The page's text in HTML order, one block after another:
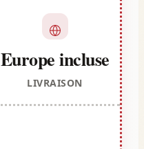
Europe incluse
LIVRAISON